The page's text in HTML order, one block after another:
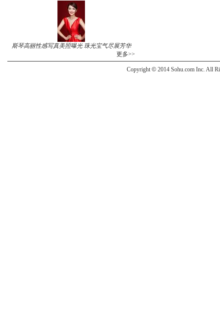
斯琴高丽性感写真美照曝光 珠光宝气尽展芳华
更多>>
Copyright © 2014 Sohu.com Inc. All